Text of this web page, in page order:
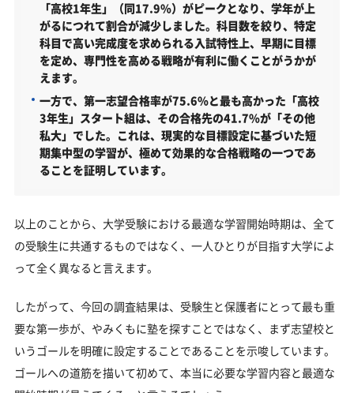
「高校1年生」（同17.9%）がピークとなり、学年が上
がるにつれて割合が減少しました。科目数を絞り、特定
科目で高い完成度を求められる入試特性上、早期に目標
を定め、専門性を高める戦略が有利に働くことがうかが
えます。
一方で、第一志望合格率が75.6%と最も高かった「高校
3年生」スタート組は、その合格先の41.7%が「その他
私大」でした。これは、現実的な目標設定に基づいた短
期集中型の学習が、極めて効果的な合格戦略の一つであ
ることを証明しています。
以上のことから、大学受験における最適な学習開始時期は、全て
の受験生に共通するものではなく、一人ひとりが目指す大学によ
って全く異なると言えます。
したがって、今回の調査結果は、受験生と保護者にとって最も重
要な第一歩が、やみくもに塾を探すことではなく、まず志望校と
いうゴールを明確に設定することであることを示唆しています。
ゴールへの道筋を描いて初めて、本当に必要な学習内容と最適な